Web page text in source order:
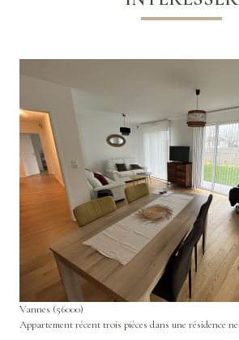
VOIR LE BIEN
Vannes (56000)
Appartement récent trois pièces dans une résidence